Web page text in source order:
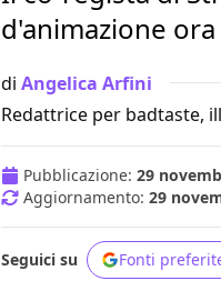
d'animazione
di Angelica Arfini
Redattrice per badtaste,
Pubblicazione: 29
Aggiornamento: 29
Seguici su Fonti